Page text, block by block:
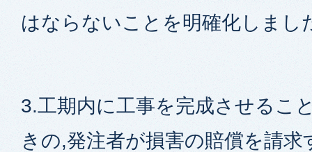
はならないことを明確化しまし
3.工期内に工事を完成させるこ
きの,発注者が損害の賠償を請求